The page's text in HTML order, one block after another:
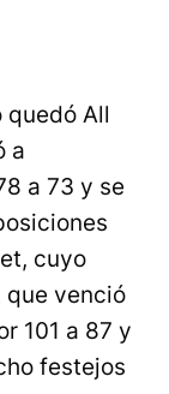
quedó All
a
a 73 y se
cuyo
que venció
101 a 87 y
festejos